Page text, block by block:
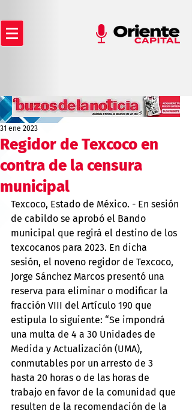
Regidor de Texcoco en
contra de la censura
municipal
31 ene 2023
Texcoco, Estado de México. - En sesión
de cabildo se aprobó el Bando
municipal que regirá el destino de los
texcocanos para 2023. En dicha
sesión, el noveno regidor de Texcoco,
Jorge Sánchez Marcos presentó una
reserva para eliminar o modificar la
fracción VIII del Artículo 190 que
estipula lo siguiente: “Se impondrá
una multa de 4 a 30 Unidades de
Medida y Actualización (UMA),
conmutables por un arresto de 3
hasta 20 horas o de las horas de
trabajo en favor de la comunidad que
resulten de la recomendación de la